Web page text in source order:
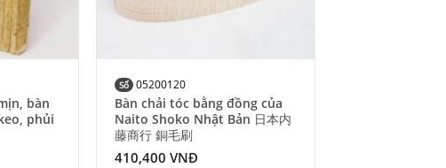
bàn
phủi
Số 05200120
Bàn chải tóc bằng đồng của
Naito Shoko Nhật Bản 日本内
藤商行 銅毛刷
410,400 VNĐ